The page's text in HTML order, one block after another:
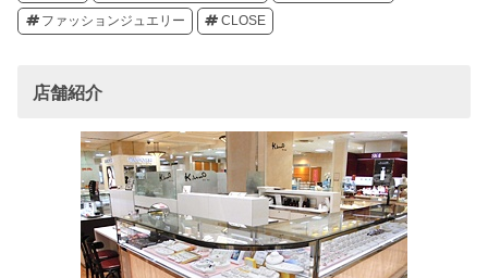
ファッションジュエリー CLOSE
店舗紹介